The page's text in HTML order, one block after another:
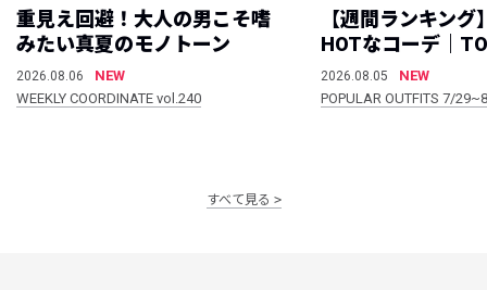
重見え回避！大人の男こそ嗜
みたい真夏のモノトーン
2026.08.06
NEW
WEEKLY COORDINATE vol.240
【週間ランキング
HOTなコーデ｜
2026.08.05
NEW
POPULAR OUTFITS 7/
すべて見る